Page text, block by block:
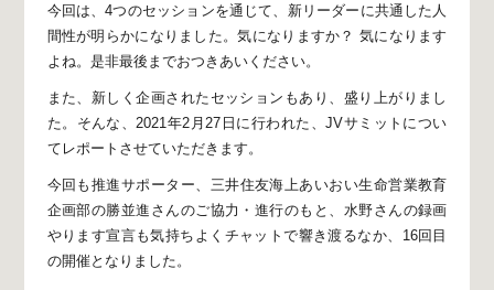
今回は、4つのセッションを通じて、 新リーダーに共通した人
間性が明らかになりました。気になりますか？ 気になります
よね。 是非最後までおつきあいください。
また、新しく企画されたセッションもあり、盛り上がりまし
た。 そんな、2021年2月27日に行われた、JVサミットについ
てレポートさせていただきます。
今回も推進サポーター、 三井住友海上あいおい生命営業教育
企画部の勝並進さんのご協力・進行のもと、 水野さんの録画
やります宣言も気持ちよくチャットで響き渡るなか、 16回目
の開催となりました。